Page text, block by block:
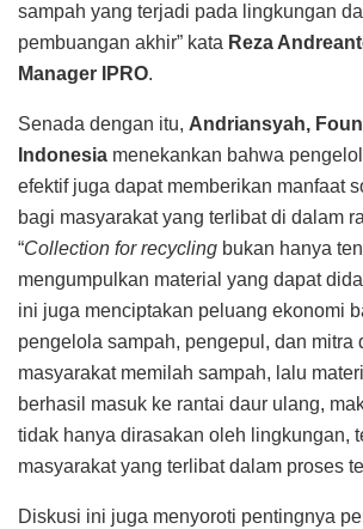
sampah yang terjadi pada lingkungan
pembuangan akhir” kata Reza
Manager IPRO.
Senada dengan itu, Andriansyah,
Indonesia menekankan bahwa
efektif juga dapat memberikan manfaat
bagi masyarakat yang terlibat di dalam
“Collection for recycling bukan hanya
mengumpulkan material yang dapat
ini juga menciptakan peluang ekonomi
pengelola sampah, pengepul, dan mitra
masyarakat memilah sampah, lalu
berhasil masuk ke rantai daur ulang,
tidak hanya dirasakan oleh lingkungan,
masyarakat yang terlibat dalam proses
Diskusi ini juga menyoroti pentingnya